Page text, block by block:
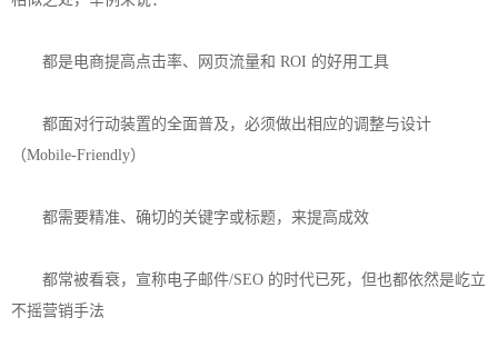
都是电商提高点击率、网页流量和 ROI 的好用工具
都面对行动装置的全面普及，必须做出相应的调整与设计
（Mobile-Friendly）
都需要精准、确切的关键字或标题，来提高成效
都常被看衰，宣称电子邮件/SEO 的时代已死，但也都依然是屹立
不摇营销手法